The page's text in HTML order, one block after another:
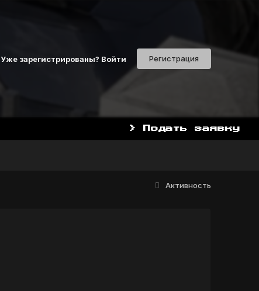
Уже зарегистрированы? Войти Регистрация
> Подать заявку
Активность